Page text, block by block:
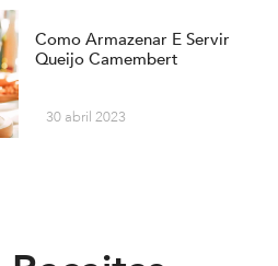
Como Armazenar E Servir
Queijo Camembert
30 abril 2023